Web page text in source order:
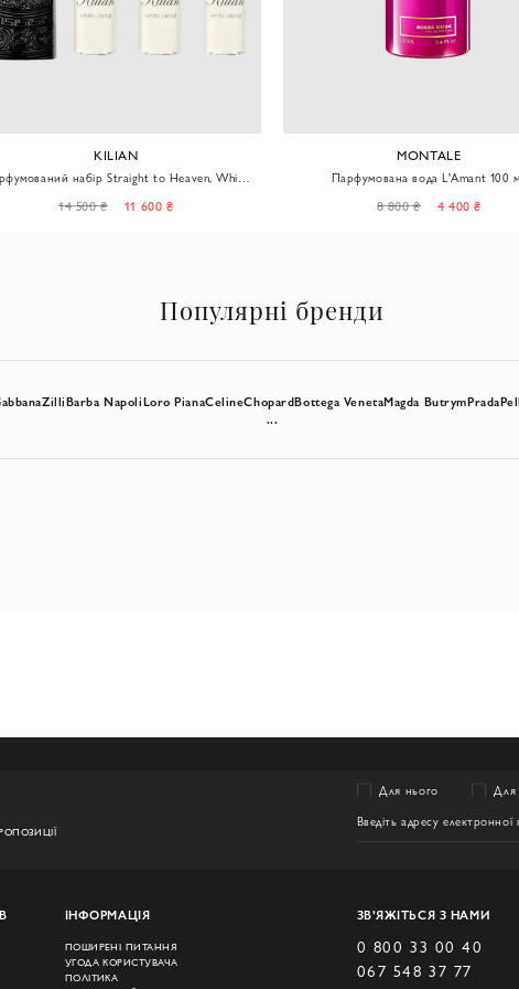
KILIAN
набір Straight to Heaven, White
14 500 ₴ 11 600 ₴
MONTALE
Парфумована вода L'Amant 100
8 800 ₴ 4 400 ₴
Популярні бренди
ZilliBarba NapoliLoro PianaCelineChopardBottega VenetaMagda ButrymPrada
...
Для нього
Для
ІНФОРМАЦІЯ
ПОШИРЕНІ ПИТАННЯ
УГОДА КОРИСТУВАЧА
ПОЛІТИКА
ЗВ’ЯЖІТЬСЯ З НАМИ
0 800 33 00 40
067 548 37 77